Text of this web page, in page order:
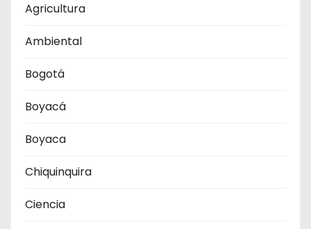
Agricultura
Ambiental
Bogotá
Boyacá
Boyaca
Chiquinquira
Ciencia